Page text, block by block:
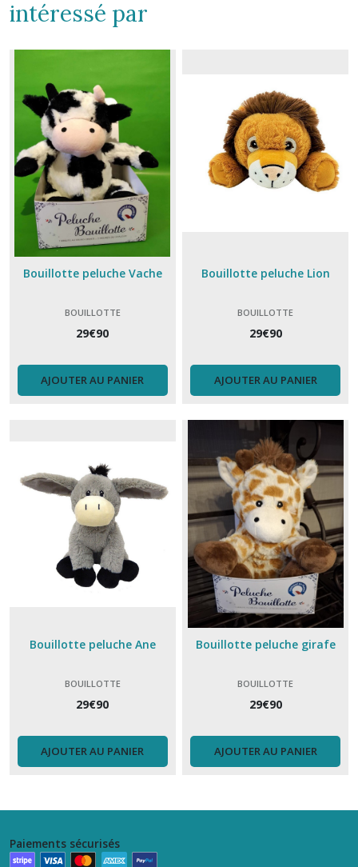
intéressé par
Bouillotte peluche Vache
BOUILLOTTE
29€90
AJOUTER AU PANIER
Bouillotte peluche Lion
BOUILLOTTE
29€90
AJOUTER AU PANIER
Bouillotte peluche Ane
BOUILLOTTE
29€90
AJOUTER AU PANIER
Bouillotte peluche girafe
BOUILLOTTE
29€90
AJOUTER AU PANIER
Paiements sécurisés